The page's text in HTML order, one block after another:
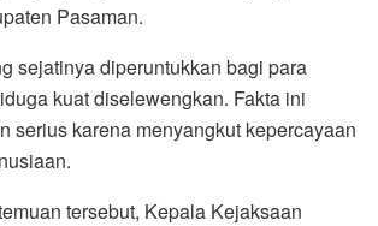
Pasaman.
sejatinya diperuntukkan bagi para
kuat diselewengkan. Fakta ini
serius karena menyangkut kepercayaan
tersebut, Kepala Kejaksaan